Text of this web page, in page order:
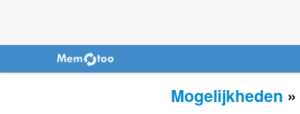
Mogelijkheden »